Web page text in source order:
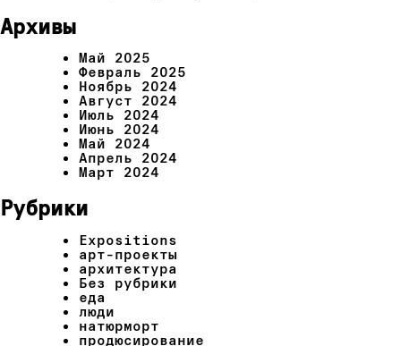
Архивы
Май 2025
Февраль 2025
Ноябрь 2024
Август 2024
Июль 2024
Июнь 2024
Май 2024
Апрель 2024
Март 2024
Рубрики
Expositions
арт-проекты
архитектура
Без рубрики
еда
люди
натюрморт
продюсирование